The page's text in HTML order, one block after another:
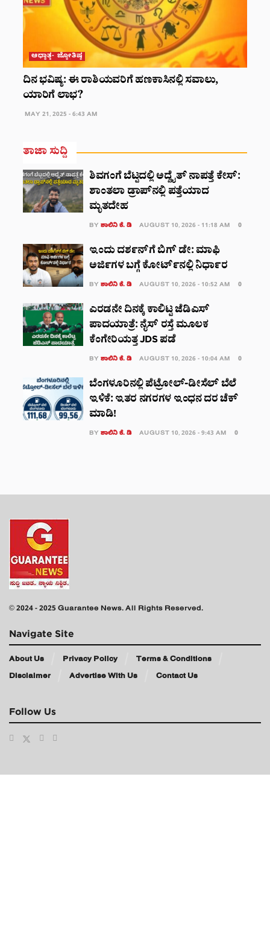
ಆಧ್ಯಾತ್ಮ- ಜ್ಯೋತಿಷ್ಯ
ದಿನ ಭವಿಷ್ಯ: ಈ ರಾಶಿಯವರಿಗೆ ಹಣಕಾಸಿನಲ್ಲಿ ಸವಾಲು,
ಯಾರಿಗೆ ಲಾಭ?
MAY 21, 2025 - 6:43 AM
ತಾಜಾ ಸುದ್ದಿ
ಶಿವಗಂಗೆ ಬೆಟ್ಟದಲ್ಲಿ ಅದ್ವೈತ್ ನಾಪತ್ತೆ ಕೇಸ್‌‌:
ಶಾಂತಲಾ ಡ್ರಾಪ್‌‌ನಲ್ಲಿ ಪತ್ತೆಯಾದ
ಮೃತದೇಹ
BY ಶಾಲಿನಿ ಕೆ. ಡಿ AUGUST 10, 2026 - 11:18 AM 0
ಇಂದು ದರ್ಶನ್‌ಗೆ ಬಿಗ್ ಡೇ: ಮಾಫಿ
ಅರ್ಜಿಗಳ ಬಗ್ಗೆ ಕೋರ್ಟ್‌ನಲ್ಲಿ ನಿರ್ಧಾರ
BY ಶಾಲಿನಿ ಕೆ. ಡಿ AUGUST 10, 2026 - 10:52 AM 0
ಎರಡನೇ ದಿನಕ್ಕೆ ಕಾಲಿಟ್ಟ ಜೆಡಿಎಸ್
ಪಾದಯಾತ್ರೆ: ನೈಸ್ ರಸ್ತೆ ಮೂಲಕ
ಕೆಂಗೇರಿಯತ್ತ JDS ಪಡೆ
BY ಶಾಲಿನಿ ಕೆ. ಡಿ AUGUST 10, 2026 - 10:04 AM 0
ಬೆಂಗಳೂರಿನಲ್ಲಿ ಪೆಟ್ರೋಲ್-ಡೀಸೆಲ್ ಬೆಲೆ
ಇಳಿಕೆ: ಇತರ ನಗರಗಳ ಇಂಧನ ದರ ಚೆಕ್‌
ಮಾಡಿ!
BY ಶಾಲಿನಿ ಕೆ. ಡಿ AUGUST 10, 2026 - 9:43 AM 0
© 2024 - 2025 Guarantee News. All Rights Reserved.
Navigate Site
About Us Privacy Policy
Terms & Conditions
Disclaimer
Advertise With Us Contact Us
Follow Us